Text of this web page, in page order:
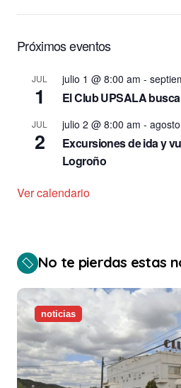
Próximos eventos
JUL
1
julio 1 @ 8:00 am -
El Club UPSALA
JUL
2
julio 2 @ 8:00 am -
Excursiones de ida y
Logroño
Ver calendario
No te pierdas estas
noticias